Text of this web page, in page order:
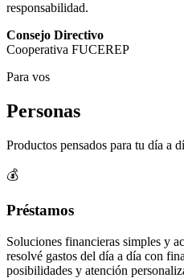
responsabilidad.
Consejo Directivo
Cooperativa FUCEREP
Para vos
Personas
Productos pensados para tu día a
💰
Préstamos
Soluciones financieras simples y
resolvé gastos del día a día con
posibilidades y atención